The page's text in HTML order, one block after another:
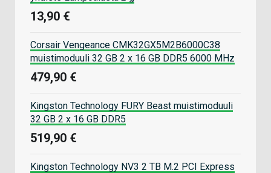
13,90 €
Corsair Vengeance CMK32GX5M2B6000C38
muistimoduuli 32 GB 2 x 16 GB DDR5 6000 MHz
479,90 €
Kingston Technology FURY Beast muistimoduuli
32 GB 2 x 16 GB DDR5
519,90 €
Kingston Technology NV3 2 TB M.2 PCI Express